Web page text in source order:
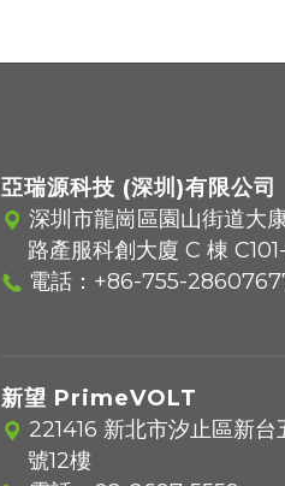
亞瑞源科技 (深圳)有限公司
深圳市龍崗區園山街道大
路產服科創大廈 C 棟
電話： +86-755-
新望 PrimeVOLT
221416 新北市汐止區新台
號12樓